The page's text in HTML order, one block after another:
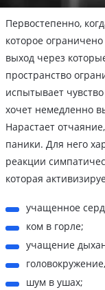
Первостепенно,
которое
выход через
пространство
испытывает
хочет немедленно
Нарастает
паники. Для него
реакции
которая
учащенное
ком в горле;
учащение
шум в ушах;